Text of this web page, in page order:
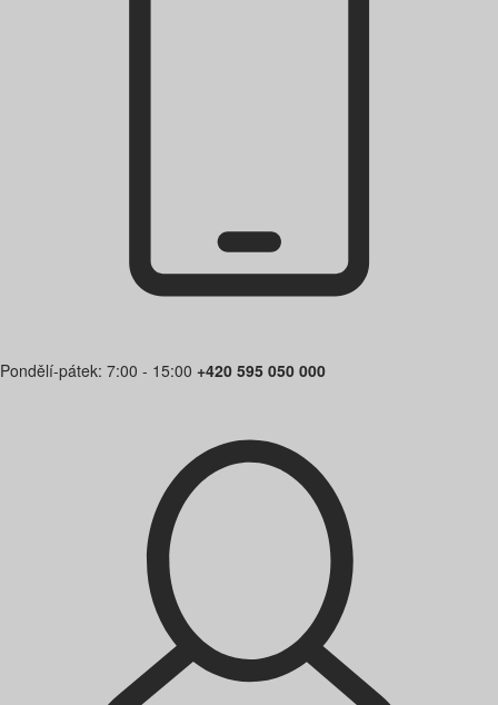
Pondělí-pátek: 7:00 - 15:00 +420 595 050 000